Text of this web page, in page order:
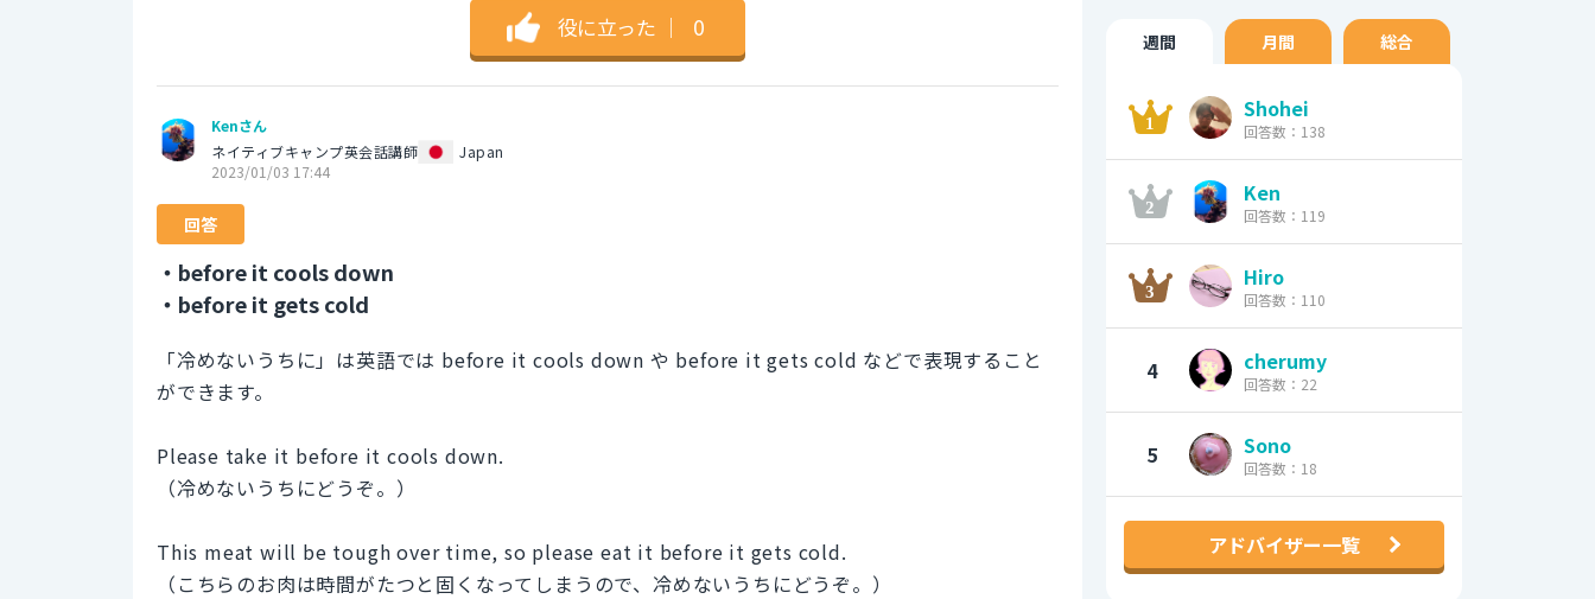
役に立った ｜ 0
Kenさん
ネイティブキャンプ英会話講師
Japan
2023/01/03 17:44
回答
・before it cools down
・before it gets cold
「冷めないうちに」は英語では before it cools down や before it gets cold などで表現すること
ができます。
Please take it before it cools down.
（冷めないうちにどうぞ。）
This meat will be tough over time, so please eat it before it gets cold.
（こちらのお肉は時間がたつと固くなってしまうので、冷めないうちにどうぞ。）
週間 月間 総合
Shohei
回答数：138
Ken
回答数：119
Hiro
回答数：110
4 cherumy
回答数：22
5 Sono
回答数：18
アドバイザー一覧